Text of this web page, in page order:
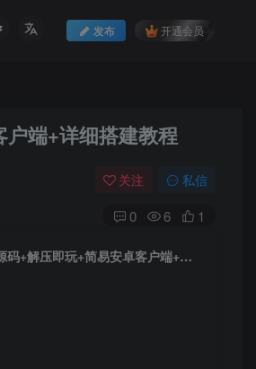
发布 开通会员
端+详细搭建教程
关注 私信
0 6 1
三网H5修真游戏+修仙模拟器H5+Linux手工服务端+Win一键服务端+逆向前端源码+解压即玩+简易安卓客户端+详细搭建教程